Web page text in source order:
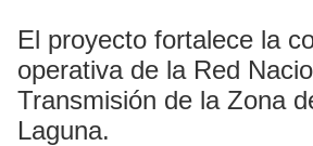
El proyecto fortalece la
operativa de la Red
Transmisión de la Zona
Laguna.